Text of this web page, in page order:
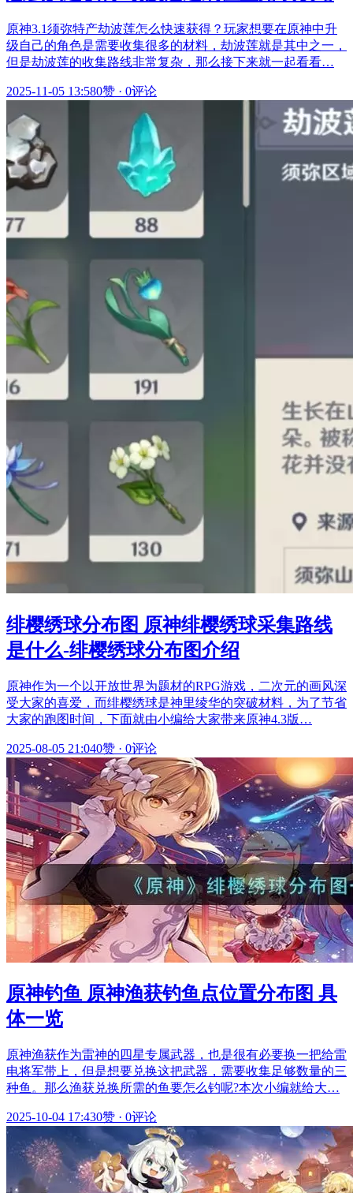
原神3.1须弥特产劫波莲怎么快速获得？玩家想要在原神中升
级自己的角色是需要收集很多的材料，劫波莲就是其中之一，
但是劫波莲的收集路线非常复杂，那么接下来就一起看看…
2025-11-05 13:580赞 · 0评论
绯樱绣球分布图 原神绯樱绣球采集路线
是什么-绯樱绣球分布图介绍
原神作为一个以开放世界为题材的RPG游戏，二次元的画风深
受大家的喜爱，而绯樱绣球是神里绫华的突破材料，为了节省
大家的跑图时间，下面就由小编给大家带来原神4.3版…
2025-08-05 21:040赞 · 0评论
原神钓鱼 原神渔获钓鱼点位置分布图 具
体一览
原神渔获作为雷神的四星专属武器，也是很有必要换一把给雷
电将军带上，但是想要兑换这把武器，需要收集足够数量的三
种鱼。那么渔获兑换所需的鱼要怎么钓呢?本次小编就给大…
2025-10-04 17:430赞 · 0评论